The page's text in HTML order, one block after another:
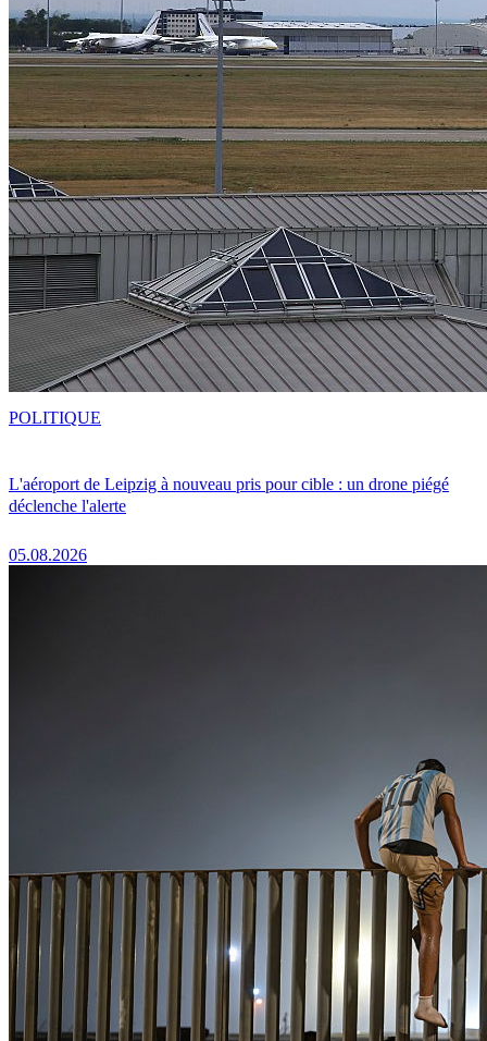
L'aéroport de Leipzig à nouveau pris pour cible : un drone piégé
déclenche l'alerte
05.08.2026
POLITIQUE